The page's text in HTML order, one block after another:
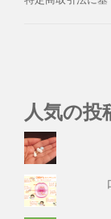
人気の投